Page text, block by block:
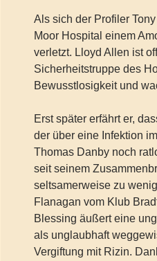
Als sich der Profiler
Moor Hospital einem
verletzt. Lloyd Allen ist
Sicherheitstruppe des
Bewusstlosigkeit und
Erst später erfährt er,
der über eine Infektion
Thomas Danby noch
seit seinem
seltsamerweise zu
Flanagan vom Klub
Blessing äußert eine
als unglaubhaft
Vergiftung mit Rizin.